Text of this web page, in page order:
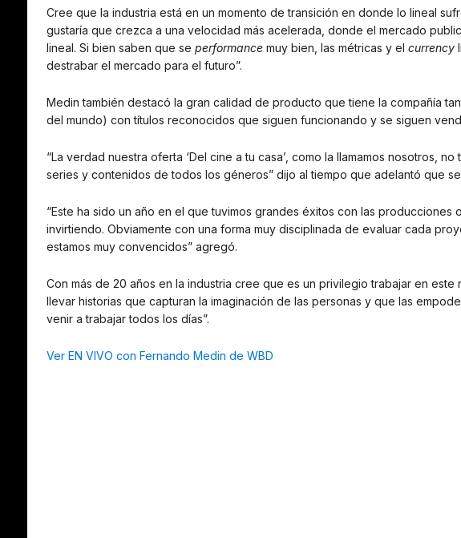
Cree que la industria está en un momento de transición en donde lo lineal
gustaría que crezca a una velocidad más acelerada, donde el mercado
lineal. Si bien saben que se performance muy bien, las métricas y el currency
destrabar el mercado para el futuro”.
Medin también destacó la gran calidad de producto que tiene la compañía
del mundo) con títulos reconocidos que siguen funcionando y se siguen
“La verdad nuestra oferta ‘Del cine a tu casa’, como la llamamos nosotros,
series y contenidos de todos los géneros” dijo al tiempo que adelantó que
“Este ha sido un año en el que tuvimos grandes éxitos con las producciones
invirtiendo. Obviamente con una forma muy disciplinada de evaluar cada
estamos muy convencidos” agregó.
Con más de 20 años en la industria cree que es un privilegio trabajar en
llevar historias que capturan la imaginación de las personas y que las
venir a trabajar todos los días”.
Ver EN VIVO con Fernando Medin de WBD